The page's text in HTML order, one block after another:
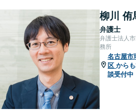
柳川 侑
弁護士
弁護士法人
務所
名古屋市
区 から
談受付中